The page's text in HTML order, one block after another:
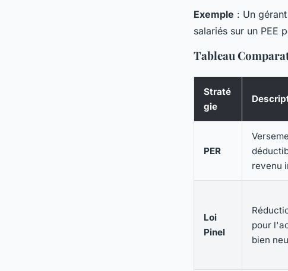
Exemple : Un
salariés sur un PEE
Tableau
Straté
gie
PER
revenu
Loi
Pinel
pour
bien